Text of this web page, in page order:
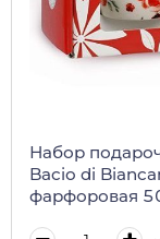
Набор
Bacio di
фарфоровая